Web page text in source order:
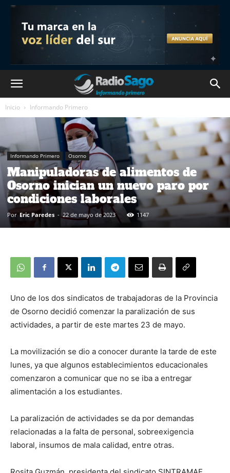
Inicio Informando Primero
Informando Primero Osorno
Manipuladoras de alimentos de
Osorno inician un nuevo paro por
condiciones laborales
Por Eric Paredes - 22 de mayo de 2023 1147
Uno de los dos sindicatos de trabajadoras de la Provincia
de Osorno decidió comenzar la paralización de sus
actividades, a partir de este martes 23 de mayo.
La movilización se dio a conocer durante la tarde de este
lunes, ya que algunos establecimientos educacionales
comenzaron a comunicar que no se iba a entregar
alimentación a los estudiantes.
La paralización de actividades se da por demandas
relacionadas a la falta de personal, sobreexigencia
laboral, insumos de mala calidad, entre otras.